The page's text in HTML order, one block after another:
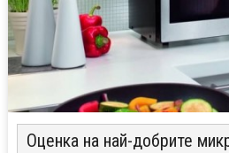
Оценка на най-добрите